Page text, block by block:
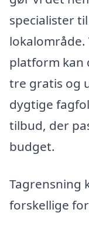
specialister
lokalområde.
platform kan
tre gratis og
dygtige
tilbud, der
budget.
Tagrensning
forskellige